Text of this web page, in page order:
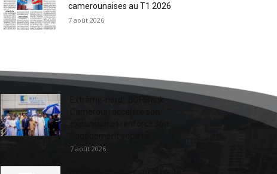
camerounaises au T1 2026
7 août 2026
Extrême-nord : BGFIBank
7 août 2026